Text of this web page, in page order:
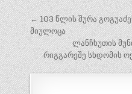
პოსტის
ნავიგაცია
← 103 წლის შურა
მიულოცა
ლანჩხუთის
რიგგარეშე სხდომის